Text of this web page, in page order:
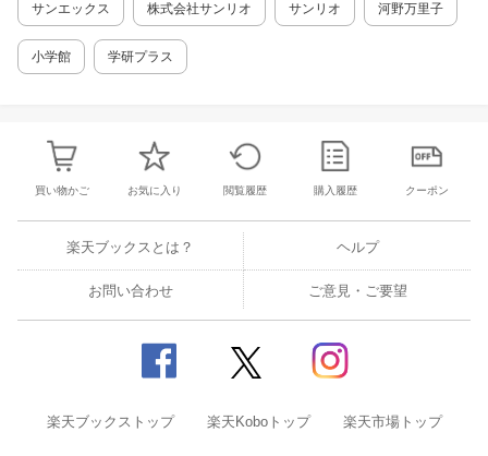
会いで変化した理央を見て、もやもやが消えな
い甲斐。クラスの友だちにも理央との仲を冷や
かされます。そこにぼさりす・ぷちと、くらら
がやってきて……。 ★ぼさにまるとは？ サン
自立的な生活を送っている生き物。ぼさうさ、
ぼさねこ、ぼさいぬなど、いろんな種類がいて
人間の言葉を話す。
サンエックス 株式会社サンリオ サンリオ 河野万里子
小学館 学研プラス
買い物かご お気に入り 閲覧履歴 購入履歴 クーポン
楽天ブックスとは？ ヘルプ
お問い合わせ ご意見・ご要望
楽天ブックストップ 楽天Koboトップ 楽天市場トップ